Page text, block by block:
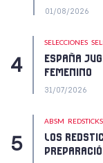
01/08/2026
SELECCIONES
ESPAÑA
FEMENINO
31/07/2026
ABSM REDSTICKS
LOS